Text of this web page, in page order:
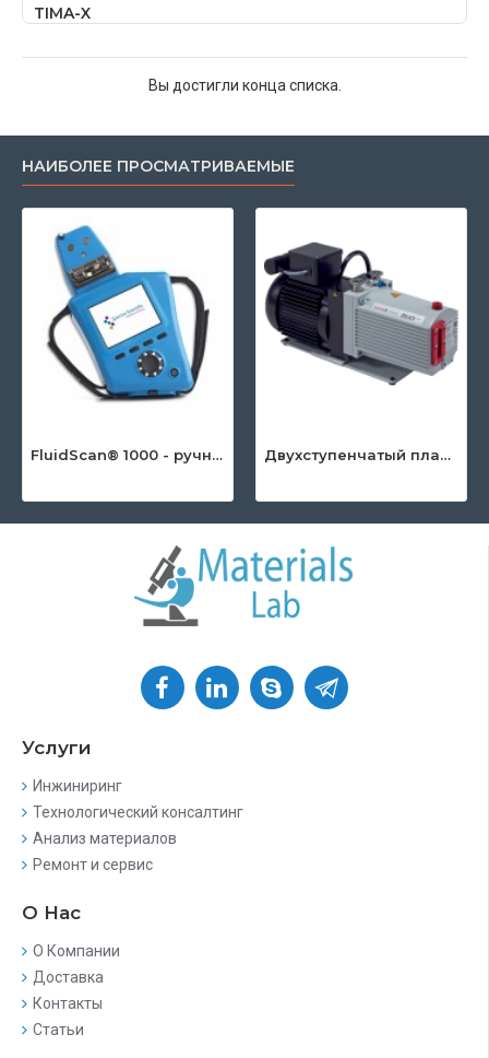
TIMA-X
Вы достигли конца списка.
НАИБОЛЕЕ ПРОСМАТРИВАЕМЫЕ
FluidScan® 1000 - ручной инфракрасный анализатор масла Двухступенчатый пластинчато-роторный насос серии DuoLine™
Услуги
Инжиниринг
Технологический консалтинг
Анализ материалов
Ремонт и сервис
О Нас
О Компании
Доставка
Контакты
Статьи